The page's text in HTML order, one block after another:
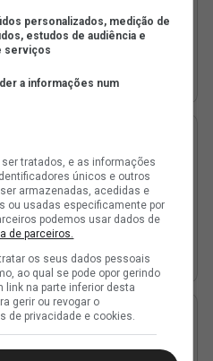
personalizados, medição de
estudos de audiência e
serviços
a informações num
tratados, e as informações
únicos e outros
armazenadas, acedidas e
ou usadas especificamente por
podemos usar dados de
de parceiros.
os seus dados pessoais
ao qual se pode opor gerindo
link na parte inferior desta
gerir ou revogar o
de privacidade e cookies.